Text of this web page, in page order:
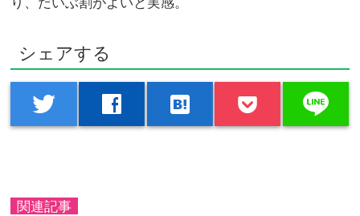
シェアする
twitter facebook hatenabookmark line
関連記事